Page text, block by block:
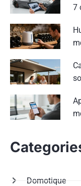
7
Domotique